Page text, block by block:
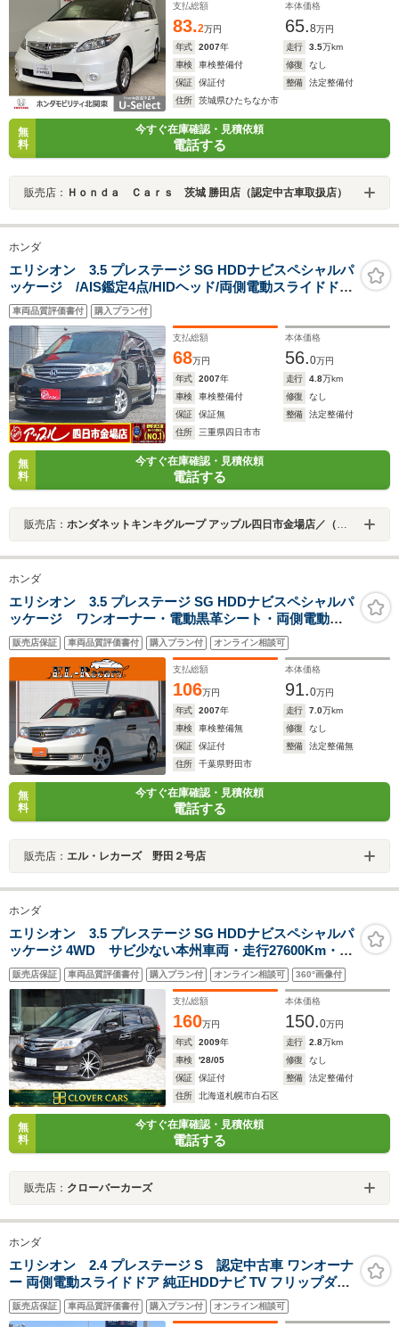
支払総額
83.2万円
本体価格
65.8万円
年式
2007年 走行 3.5万km
車検
車検整備付 修復
なし
保証
保証付 整備
法定整備付
住所
茨城県ひたちなか市
無
料
今すぐ在庫確認・見積依頼
電話する
販売店： Ｈｏｎｄａ Ｃａｒｓ 茨城 勝田店（認定中古車取扱店）
ホンダ
エリシオン 3.5 プレステージ SG HDDナビスペシャルパ
ッケージ /AIS鑑定4点/HIDヘッド/両側電動スライドド
ア/レザーシート/リアフィルム貼り/クルーズC/純正ナ
ビ/CD・DVD/ミュージックサーバー/バックモニター/リア
フリップダウンモニター(純正ヘッドホン付き)/ETC
車両品質評価書付 購入プラン付
支払総額
68万円
本体価格
56.0万円
年式
2007年 走行 4.8万km
車検
車検整備付 修復
なし
保証
保証無 整備
法定整備付
住所
三重県四日市市
無
料
今すぐ在庫確認・見積依頼
電話する
販売店： ホンダネットキンキグループ アップル四日市金場店／（株）シマダオート商事
ホンダ
エリシオン 3.5 プレステージ SG HDDナビスペシャルパ
ッケージ ワンオーナー・電動黒革シート・両側電動ス
ライドドア・バックカメラ・フリップダウンモニター・
クルーズコントロール・ドライブレコーダー・HIDヘッド
ライト・シートヒーター・ETC・スマートキーオートA/C
販売店保証 車両品質評価書付 購入プラン付 オンライン相談可
支払総額
106万円
本体価格
91.0万円
年式
2007年 走行 7.0万km
車検
車検整備無 修復
なし
保証
保証付 整備
法定整備無
住所
千葉県野田市
無
料
今すぐ在庫確認・見積依頼
電話する
販売店： エル・レカーズ 野田２号店
ホンダ
エリシオン 3.5 プレステージ SG HDDナビスペシャルパ
ッケージ 4WD サビ少ない本州車両・走行27600Km・純
正HDD・フルセグ・バックカメラ・後席モニター・RSR
車高調・VENERDI20インチAW・両側パワスラ・スマー
トキー・ETC・1年保証付・試乗可
販売店保証 車両品質評価書付 購入プラン付 オンライン相談可 360°画像付
支払総額
160万円
本体価格
150.0万円
年式
2009年 走行 2.8万km
車検
'28/05 修復
なし
保証
保証付 整備
法定整備付
住所
北海道札幌市白石区
無
料
今すぐ在庫確認・見積依頼
電話する
販売店： クローバーカーズ
ホンダ
エリシオン 2.4 プレステージ S 認定中古車 ワンオーナ
ー 両側電動スライドドア 純正HDDナビ TV フリップダウ
ンモニター
販売店保証 車両品質評価書付 購入プラン付 オンライン相談可